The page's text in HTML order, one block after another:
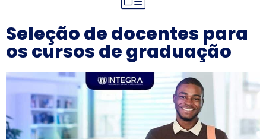
Seleção de docentes para
os cursos de graduação